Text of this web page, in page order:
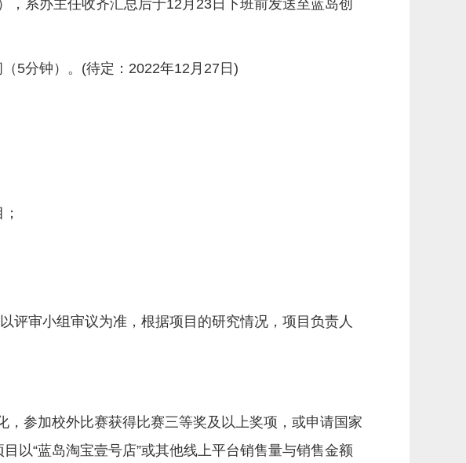
，系办主任收齐汇总后于12月23日下班前发送至蓝岛创
5分钟）。(待定：2022年12月27日)
评审小组审议为准，根据项目的研究情况，项目负责人
参加校外比赛获得比赛三等奖及以上奖项，或申请国家
以“蓝岛淘宝壹号店”或其他线上平台销售量与销售金额